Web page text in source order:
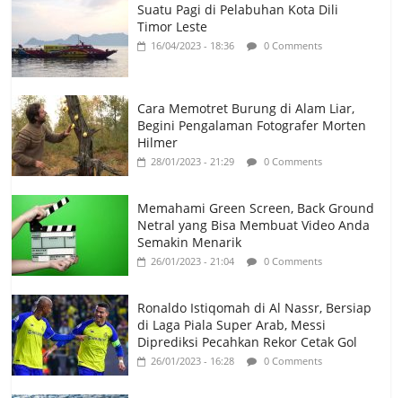
Suatu Pagi di Pelabuhan Kota Dili
Timor Leste
16/04/2023 - 18:36 0 Comments
Cara Memotret Burung di Alam Liar,
Begini Pengalaman Fotografer Morten
Hilmer
28/01/2023 - 21:29 0 Comments
Memahami Green Screen, Back Ground
Netral yang Bisa Membuat Video Anda
Semakin Menarik
26/01/2023 - 21:04 0 Comments
Ronaldo Istiqomah di Al Nassr, Bersiap
di Laga Piala Super Arab, Messi
Diprediksi Pecahkan Rekor Cetak Gol
26/01/2023 - 16:28 0 Comments